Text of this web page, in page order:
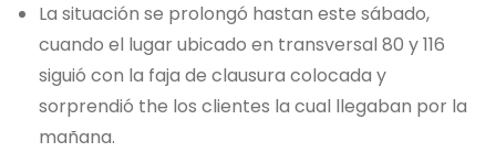
La situación se prolongó hastan este sábado,
cuando el lugar ubicado en transversal 80 y 116
siguió con la faja de clausura colocada y
sorprendió the los clientes la cual llegaban por la
mañana.